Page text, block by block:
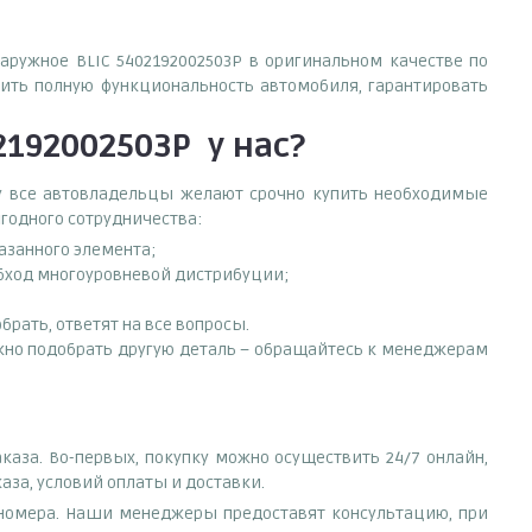
BLIC 5402192002503P в оригинальном качестве по
полную функциональность автомобиля, гарантировать
у нас?
все автовладельцы желают срочно купить необходимые
сотрудничества:
элемента;
многоуровневой дистрибуции;
ответят на все вопросы.
подобрать другую деталь – обращайтесь к менеджерам
Во-первых, покупку можно осуществить 24/7 онлайн,
условий оплаты и доставки.
Наши менеджеры предоставят консультацию, при